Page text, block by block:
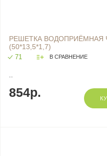
РЕШЕТКА ВОДОПРИЁМНАЯ
(50*13,5*1,7)
71 В СРАВНЕНИЕ
..
854р.